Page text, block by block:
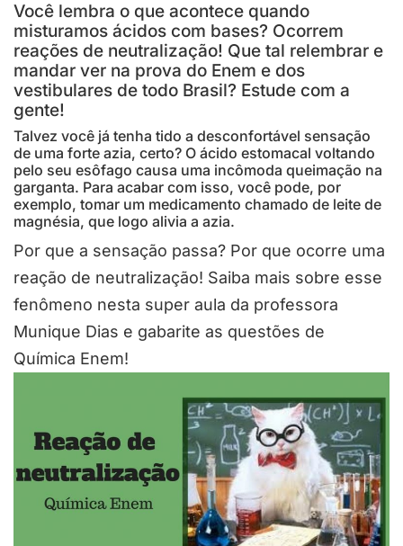
Você lembra o que acontece quando
misturamos ácidos com bases? Ocorrem
reações de neutralização! Que tal relembrar e
mandar ver na prova do Enem e dos
vestibulares de todo Brasil? Estude com a
gente!
Talvez você já tenha tido a desconfortável sensação
de uma forte azia, certo? O ácido estomacal voltando
pelo seu esôfago causa uma incômoda queimação na
garganta. Para acabar com isso, você pode, por
exemplo, tomar um medicamento chamado de leite de
magnésia, que logo alivia a azia.
Por que a sensação passa? Por que ocorre uma
reação de neutralização! Saiba mais sobre esse
fenômeno nesta super aula da professora
Munique Dias e gabarite as questões de
Química Enem!